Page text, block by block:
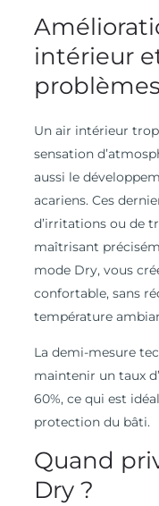
intérieur
Un air intérieur
sensation
aussi le
acariens. Ces
d’irritations ou de
maîtrisant
mode Dry, vous
confortable, sans
température
La demi-mesure
maintenir un taux
60%, ce qui est
protection du bâti.
Quand
Dry ?